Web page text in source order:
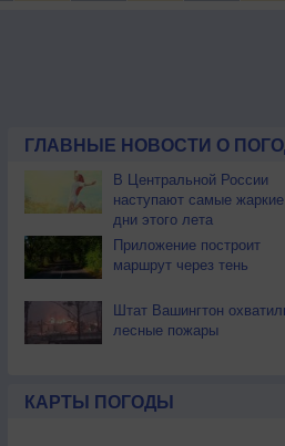
ГЛАВНЫЕ НОВОСТИ О
В Центральной России
наступают самые жаркие
дни этого лета
Приложение построит
маршрут через тень
Штат Вашингтон
лесные пожары
КАРТЫ ПОГОДЫ